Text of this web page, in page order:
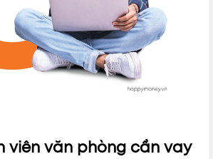
viên văn phòng cần vay